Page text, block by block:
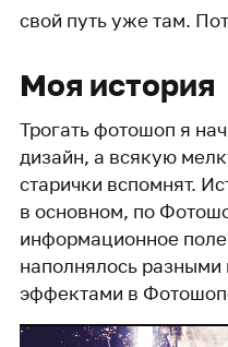
свой путь уже там.
Моя история
Трогать фотошоп я
дизайн, а всякую
старички вспомнят.
в основном, по
информационное
наполнялось
эффектами в